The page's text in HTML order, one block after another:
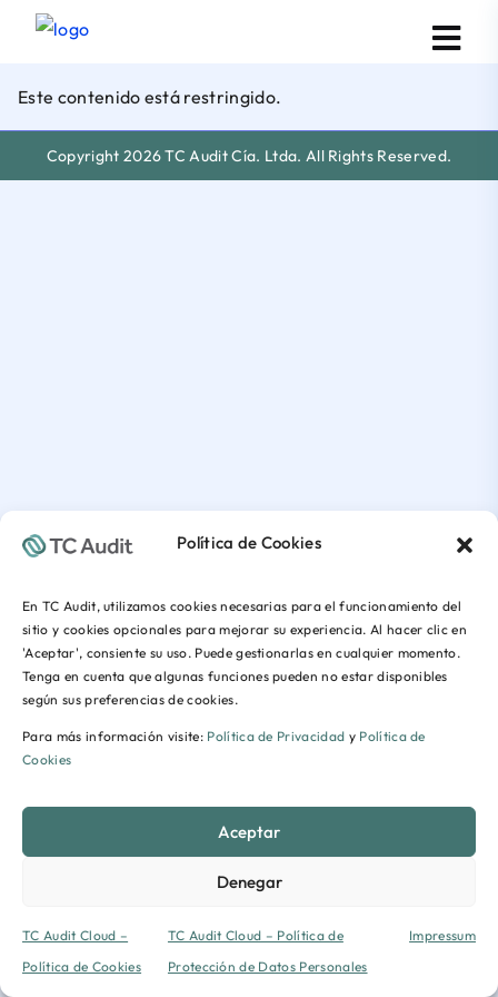
Política de Cookies
En TC Audit, utilizamos cookies necesarias para el funcionamiento del
sitio y cookies opcionales para mejorar su experiencia. Al hacer clic en
'Aceptar', consiente su uso. Puede gestionarlas en cualquier momento.
Tenga en cuenta que algunas funciones pueden no estar disponibles
según sus preferencias de cookies.
Para más información visite: Política de Privacidad y Política de
Cookies
Aceptar
Denegar
TC Audit Cloud –
Política de Cookies
TC Audit Cloud – Política de
Protección de Datos Personales
Impressum
Este contenido está restringido.
Copyright 2026 TC Audit Cía. Ltda. All Rights Reserved.